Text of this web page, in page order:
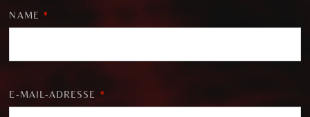
NAME *
E-MAIL-ADRESSE *